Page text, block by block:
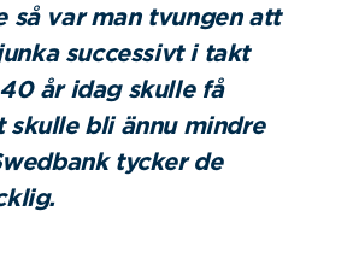
så var man tvungen att
successivt i takt
år idag skulle få
skulle bli ännu mindre
tycker de